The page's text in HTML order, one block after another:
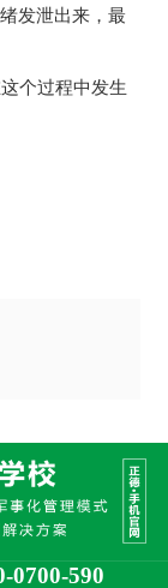
发泄出来，最
个过程中发生
0700-590